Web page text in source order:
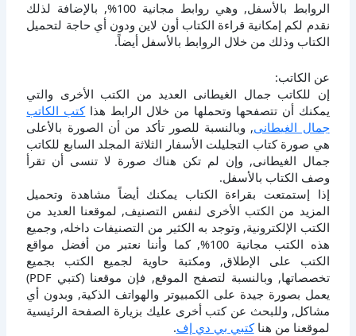
الروابط بالأسفل, وهي روابط مجانية 100%, بالإضافة لذلك
نقدم لكم إمكانية قراءة الكتاب أون لاين ودون أي حاجة لتحميل
الكتاب وذلك من خلال الروابط بالأسفل أيضاً.
عن الكاتب:
إن للكاتب جمال الغيطانى العديد من الكتب الأخرى والتي
يمكنك أن تتصفحها وتحملها من خلال الرابط هذاكتب الكاتب
جمال الغيطانى, وبالنسبة للصور تأكد من أن الصورة بالأعلى
هي صورة كتاب التجليلت الأسفار الثلاثة المجلد السابع للكاتب
جمال الغيطانى, وإن لم تكن هناك صورة لا تنسى أن تقرأ
وصف الكتاب بالأسفل.
إذا إستمتعت بقراءة الكتاب يمكنك أيضاً مشاهدة وتحميل
المزيد من الكتب الأخرى لنفس التصنيف, لموقعنا العديد من
الكتب الإلكترونية, وتوجد به الكثير من التصنيفات داخله, وجميع
هذه الكتب مجانية 100%, كما وأننا نعتبر من أفضل مواقع
الكتب على الإطلاق, ومكتبة حاوية لجميع الكتب بجميع
تخصصاتها, وبالنسبة لتصفح الموقع, فإن موقعنا (كتبي PDF)
يعمل بصورة جيدة على الكمبيوتر والهواتف الذكية, وبدون أي
مشاكل, وللبحث عن كتب أخرى عليك بزيارة الصفحة الرئيسية
لموقعنا من هناكتبي بي دي إف.